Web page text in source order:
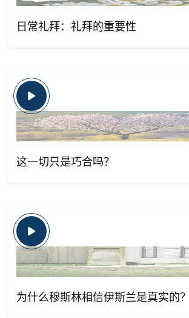
日常礼拜：礼拜的重要性
这一切只是巧合吗？
为什么穆斯林相信伊斯兰是真实的？